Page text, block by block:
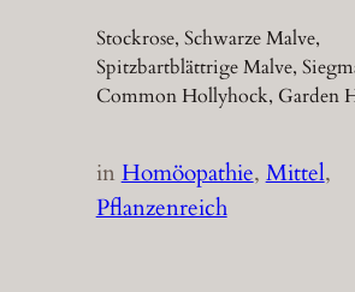
Stockrose, Schwarze Malve,
Spitzbartblättrige Malve,
Common Hollyhock, Garden
inHomöopathie, Mittel
Pflanzenreich